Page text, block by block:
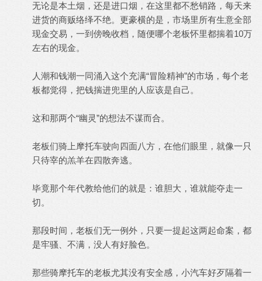
无论是本土烟，还是进口烟，在这里都不愁销路，每天来
进货的商贩络绎不绝。更豪横的是，市场里所有生意全部
现金交易，一到傍晚收档，随便哪个老板怀里都揣着10万
左右的现金。
人潮和钱潮一同涌入这个充满“冒险精神”的市场，每个老
板都觉得，把钱揣进兜里的人应该是自己。
这和那两个“幽灵”的想法不谋而合。
老板们骑上摩托车驶向四面八方，在他们眼里，就像一只
只待宰的羔羊在四散奔逃。
毕竟那个年代教给他们的就是：谁胆大，谁就能夺走一
切。
那段时间，老板们无一例外，只要一提起这两起命案，都
是牢骚、不满，没人有好脸色。
那些骑摩托车的老板尤其没有安全感，小汽车好歹隔着一